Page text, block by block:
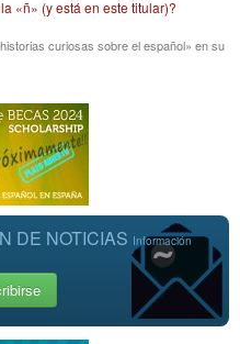
«ñ» (y está en este titular)?
curiosas sobre el español» en su
DE NOTICIAS Información